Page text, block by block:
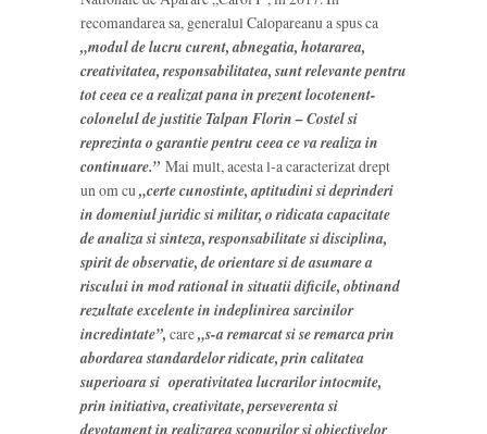
recomandarea sa, generalul Calopareanu a spus ca
„modul de lucru curent, abnegatia, hotararea,
creativitatea, responsabilitatea, sunt relevante pentru
tot ceea ce a realizat pana in prezent locotenent-
colonelul de justitie Talpan Florin – Costel si
reprezinta o garantie pentru ceea ce va realiza in
continuare.” Mai mult, acesta l-a caracterizat drept
un om cu „certe cunostinte, aptitudini si deprinderi
in domeniul juridic si militar, o ridicata capacitate
de analiza si sinteza, responsabilitate si disciplina,
spirit de observatie, de orientare si de asumare a
riscului in mod rational in situatii dificile, obtinand
rezultate excelente in indeplinirea sarcinilor
incredintate”, care„s-a remarcat si se remarca prin
abordarea standardelor ridicate, prin calitatea
superioara si operativitatea lucrarilor intocmite,
prin initiativa, creativitate, perseverenta si
devotament in realizarea scopurilor si obiectivelor